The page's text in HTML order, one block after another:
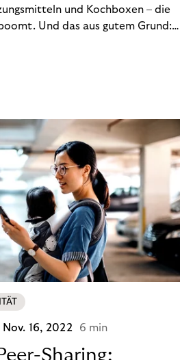
und Kochboxen – die
Und das aus gutem Grund:
es uns, Produkte und
neue Geschäftsmodell rentiert
Ihren Erfolg zu nutzen?
Nov. 16, 2022 6 min
Sharing: